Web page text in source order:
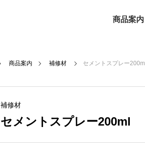
商品案内
商品案内 補修材 セメントスプレー200ml
補修材
セメントスプレー200ml